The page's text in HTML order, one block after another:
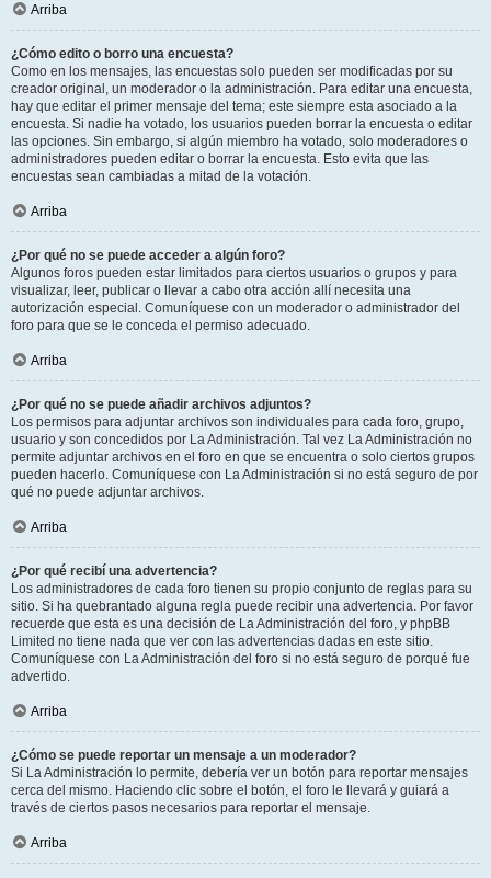
Arriba
¿Cómo edito o borro una encuesta?
Como en los mensajes, las encuestas solo pueden ser modificadas por su
creador original, un moderador o la administración. Para editar una encuesta,
hay que editar el primer mensaje del tema; este siempre esta asociado a la
encuesta. Si nadie ha votado, los usuarios pueden borrar la encuesta o editar
las opciones. Sin embargo, si algún miembro ha votado, solo moderadores o
administradores pueden editar o borrar la encuesta. Esto evita que las
encuestas sean cambiadas a mitad de la votación.
Arriba
¿Por qué no se puede acceder a algún foro?
Algunos foros pueden estar limitados para ciertos usuarios o grupos y para
visualizar, leer, publicar o llevar a cabo otra acción allí necesita una
autorización especial. Comuníquese con un moderador o administrador del
foro para que se le conceda el permiso adecuado.
Arriba
¿Por qué no se puede añadir archivos adjuntos?
Los permisos para adjuntar archivos son individuales para cada foro, grupo,
usuario y son concedidos por La Administración. Tal vez La Administración no
permite adjuntar archivos en el foro en que se encuentra o solo ciertos grupos
pueden hacerlo. Comuníquese con La Administración si no está seguro de por
qué no puede adjuntar archivos.
Arriba
¿Por qué recibí una advertencia?
Los administradores de cada foro tienen su propio conjunto de reglas para su
sitio. Si ha quebrantado alguna regla puede recibir una advertencia. Por favor
recuerde que esta es una decisión de La Administración del foro, y phpBB
Limited no tiene nada que ver con las advertencias dadas en este sitio.
Comuníquese con La Administración del foro si no está seguro de porqué fue
advertido.
Arriba
¿Cómo se puede reportar un mensaje a un moderador?
Si La Administración lo permite, debería ver un botón para reportar mensajes
cerca del mismo. Haciendo clic sobre el botón, el foro le llevará y guiará a
través de ciertos pasos necesarios para reportar el mensaje.
Arriba